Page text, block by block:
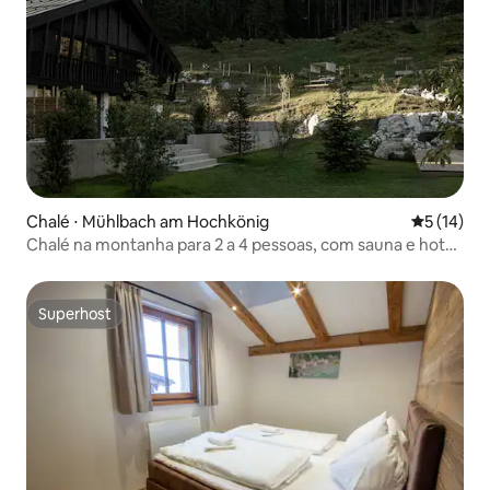
Chalé ⋅ Mühlbach am Hochkönig 5 de uma
5 (14)
Chalé na montanha para 2 a 4 pessoas, com sauna e hot
Superhost
Superhost